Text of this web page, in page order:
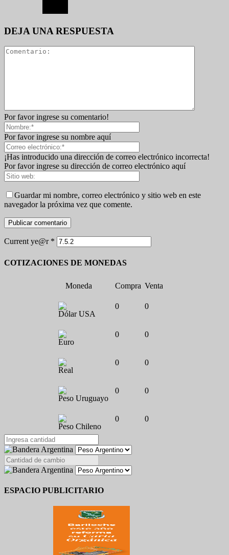
DEJA UNA RESPUESTA
Por favor ingrese su comentario!
Por favor ingrese su nombre aquí
¡Has introducido una dirección de correo electrónico incorrecta!
Por favor ingrese su dirección de correo electrónico aquí
Guardar mi nombre, correo electrónico y sitio web en este
navegador la próxima vez que comente.
Current ye@r *
COTIZACIONES DE MONEDAS
Moneda Compra Venta
Dólar USA
0 0
Euro
0 0
Real
0 0
Peso Uruguayo
0 0
Peso Chileno
0 0
ESPACIO PUBLICITARIO